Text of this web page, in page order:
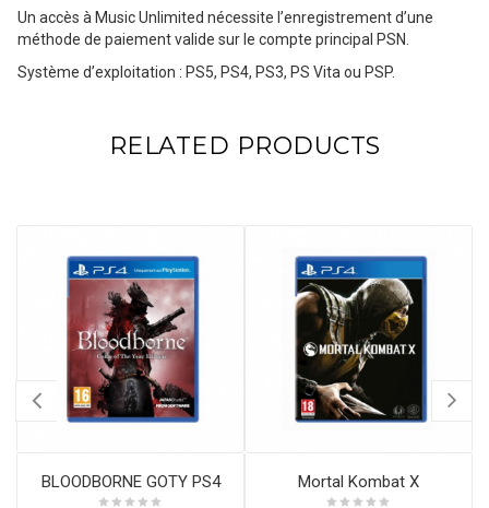
Un accès à Music Unlimited nécessite l’enregistrement d’une
méthode de paiement valide sur le compte principal PSN.
Système d’exploitation : PS5, PS4, PS3, PS Vita ou PSP.
RELATED PRODUCTS
BLOODBORNE GOTY PS4 Mortal Kombat X